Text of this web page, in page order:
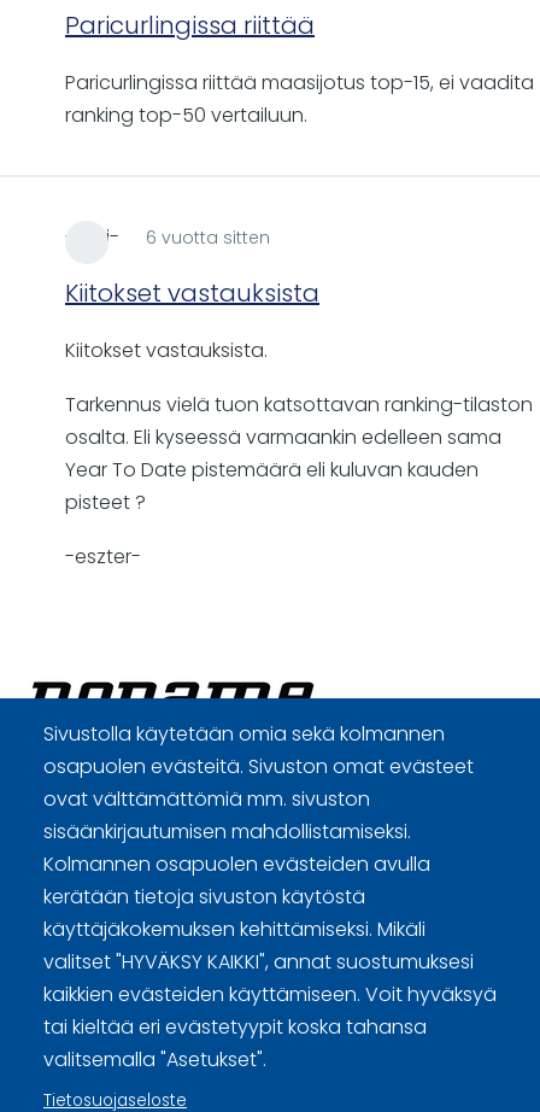
Paricurlingissa riittää
Paricurlingissa riittää maasijotus top-15, ei vaadita
ranking top-50 vertailuun.
-ezzi- 6 vuotta sitten
Kiitokset vastauksista
Kiitokset vastauksista.
Tarkennus vielä tuon katsottavan ranking-tilaston
osalta. Eli kyseessä varmaankin edelleen sama
Year To Date pistemäärä eli kuluvan kauden
pisteet ?
-eszter-
Sivustolla käytetään omia sekä kolmannen
osapuolen evästeitä. Sivuston omat evästeet
ovat välttämättömiä mm. sivuston
sisäänkirjautumisen mahdollistamiseksi.
Kolmannen osapuolen evästeiden avulla
kerätään tietoja sivuston käytöstä
käyttäjäkokemuksen kehittämiseksi. Mikäli
valitset "HYVÄKSY KAIKKI", annat suostumuksesi
kaikkien evästeiden käyttämiseen. Voit hyväksyä
tai kieltää eri evästetyypit koska tahansa
valitsemalla "Asetukset".
Tietosuojaseloste
Curling Finland
Curling.fi
Curling Finland
Sivuston käyttöehdot ja sisällön käyttöoikeudet